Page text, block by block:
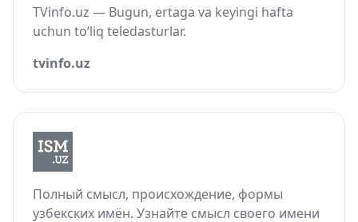
TVinfo.uz — Bugun, ertaga va keyingi hafta
uchun to‘liq teledasturlar.
tvinfo.uz
Полный смысл, происхождение, формы
узбекских имён. Узнайте смысл своего имени